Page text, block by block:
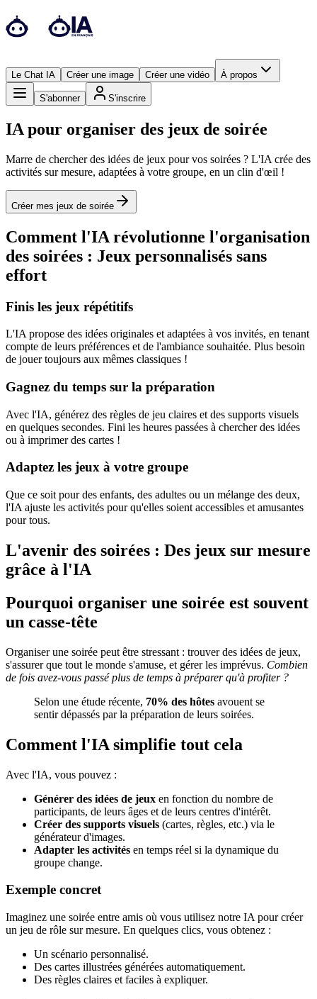
Le Chat IA Créer une image Créer une vidéo À propos
S'abonner S'inscrire
IA pour organiser des jeux de soirée
Marre de chercher des idées de jeux pour vos soirées ? L'IA crée des
activités sur mesure, adaptées à votre groupe, en un clin d'œil !
Créer mes jeux de soirée
Comment l'IA révolutionne l'organisation
des soirées : Jeux personnalisés sans
effort
Finis les jeux répétitifs
L'IA propose des idées originales et adaptées à vos invités, en tenant
compte de leurs préférences et de l'ambiance souhaitée. Plus besoin
de jouer toujours aux mêmes classiques !
Gagnez du temps sur la préparation
Avec l'IA, générez des règles de jeu claires et des supports visuels
en quelques secondes. Fini les heures passées à chercher des idées
ou à imprimer des cartes !
Adaptez les jeux à votre groupe
Que ce soit pour des enfants, des adultes ou un mélange des deux,
l'IA ajuste les activités pour qu'elles soient accessibles et amusantes
pour tous.
L'avenir des soirées : Des jeux sur mesure
grâce à l'IA
Pourquoi organiser une soirée est souvent
un casse-tête
Organiser une soirée peut être stressant : trouver des idées de jeux,
s'assurer que tout le monde s'amuse, et gérer les imprévus. Combien
de fois avez-vous passé plus de temps à préparer qu'à profiter ?
Selon une étude récente, 70% des hôtes avouent se
sentir dépassés par la préparation de leurs soirées.
Comment l'IA simplifie tout cela
Avec l'IA, vous pouvez :
Générer des idées de jeux en fonction du nombre de
participants, de leurs âges et de leurs centres d'intérêt.
Créer des supports visuels (cartes, règles, etc.) via le
générateur d'images.
Adapter les activités en temps réel si la dynamique du
groupe change.
Exemple concret
Imaginez une soirée entre amis où vous utilisez notre IA pour créer
un jeu de rôle sur mesure. En quelques clics, vous obtenez :
Un scénario personnalisé.
Des cartes illustrées générées automatiquement.
Des règles claires et faciles à expliquer.